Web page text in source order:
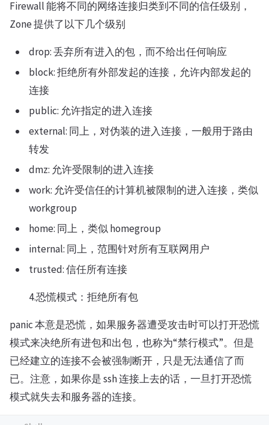
Firewall 能将不同的网络连接归类到不同的信任级别，
Zone 提供了以下几个级别
drop: 丢弃所有进入的包，而不给出任何响应
block: 拒绝所有外部发起的连接，允许内部发起的
连接
public: 允许指定的进入连接
external: 同上，对伪装的进入连接，一般用于路由
转发
dmz: 允许受限制的进入连接
work: 允许受信任的计算机被限制的进入连接，类似
workgroup
home: 同上，类似 homegroup
internal: 同上，范围针对所有互联网用户
trusted: 信任所有连接
4.恐慌模式：拒绝所有包
panic 本意是恐慌，如果服务器遭受攻击时可以打开恐慌
模式来决绝所有进包和出包，也称为“禁行模式”。但是
已经建立的连接不会被强制断开，只是无法通信了而
已。注意，如果你是 ssh 连接上去的话，一旦打开恐慌
模式就失去和服务器的连接。